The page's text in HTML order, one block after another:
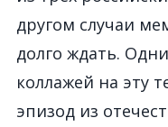
другом случаи
долго ждать.
коллажей на эту
эпизод из